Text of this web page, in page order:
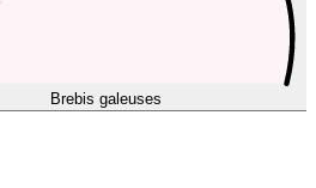
Brebis galeuses